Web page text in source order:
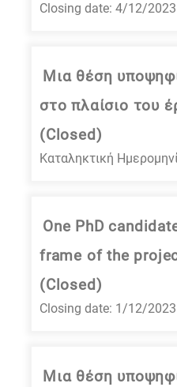
Closing date: 4/12/2023
Μια θέση
στο πλαίσιο του
(Closed)
Καταληκτική
One PhD
frame of the
(Closed)
Closing date: 1/12/2023
Μια θέση